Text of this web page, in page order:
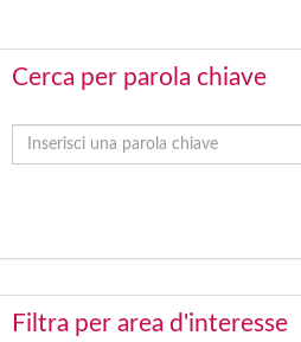
Cerca per parola chiave
Filtra per area d'interesse